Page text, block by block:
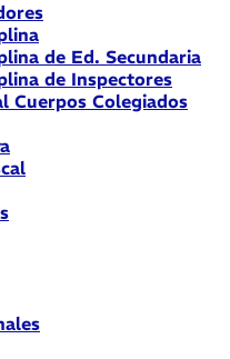
de Ed. Secundaria
de Inspectores
Cuerpos Colegiados